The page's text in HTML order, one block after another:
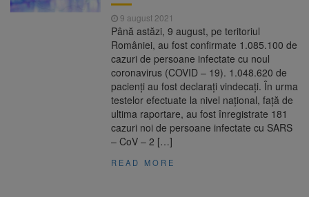
9 august 2021
Până astăzi, 9 august, pe teritoriul
României, au fost confirmate 1.085.100 de
cazuri de persoane infectate cu noul
coronavirus (COVID – 19). 1.048.620 de
pacienți au fost declarați vindecați. În urma
testelor efectuate la nivel național, față de
ultima raportare, au fost înregistrate 181
cazuri noi de persoane infectate cu SARS
– CoV – 2 […]
READ MORE